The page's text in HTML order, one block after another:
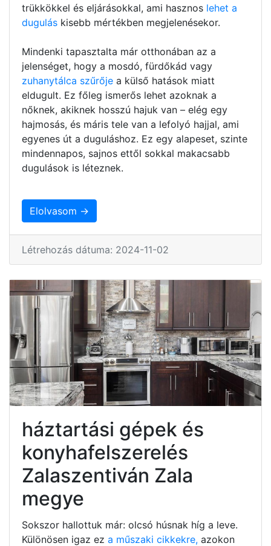
trükkökkel és eljárásokkal, ami hasznos lehet a
dugulás kisebb mértékben megjelenésekor.
Mindenki tapasztalta már otthonában az a
jelenséget, hogy a mosdó, fürdőkád vagy
zuhanytálca szűrője a külső hatások miatt
eldugult. Ez főleg ismerős lehet azoknak a
nőknek, akiknek hosszú hajuk van – elég egy
hajmosás, és máris tele van a lefolyó hajjal, ami
egyenes út a duguláshoz. Ez egy alapeset, szinte
mindennapos, sajnos ettől sokkal makacsabb
dugulások is léteznek.
Elolvasom →
Létrehozás dátuma: 2024-11-02
háztartási gépek és
konyhafelszerelés
Zalaszentiván Zala
megye
Sokszor hallottuk már: olcsó húsnak híg a leve.
Különösen igaz ez a műszaki cikkekre, azokon